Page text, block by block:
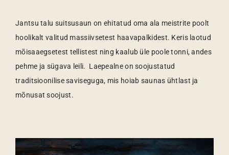
Jantsu talu suitsusaun on ehitatud oma ala meistrite poolt
hoolikalt valitud massiivsetest haavapalkidest. Keris laotud
mõisaaegsetest tellistest ning kaalub üle poole tonni, andes
pehme ja sügava leili. Laepealne on soojustatud
traditsioonilise saviseguga, mis hoiab saunas ühtlast ja
mõnusat soojust.